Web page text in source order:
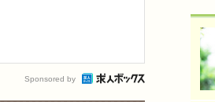
Sponsored by